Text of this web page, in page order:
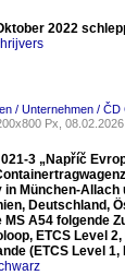
2022
/ Unternehmen / ČD
Px, 08.02.2026
021-3 „Napříč
in München-
Deutschland,
MS A54 folgende
ETCS Level
(ETCS Level 1,